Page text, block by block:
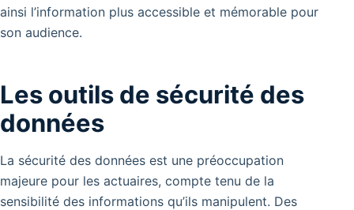
ainsi l’information plus accessible et mémorable pour
son audience.
Les outils de sécurité des
données
La sécurité des données est une préoccupation
majeure pour les actuaires, compte tenu de la
sensibilité des informations qu’ils manipulent. Des